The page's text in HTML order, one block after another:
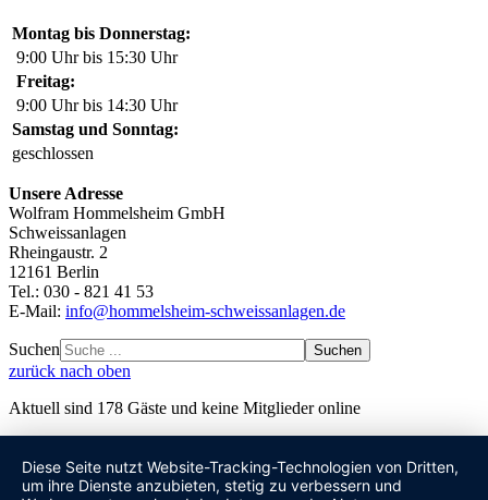
Montag bis Donnerstag:
9:00 Uhr bis 15:30 Uhr
Freitag:
9:00 Uhr bis 14:30 Uhr
Samstag und Sonntag:
geschlossen
Unsere Adresse
Wolfram Hommelsheim GmbH
Schweissanlagen
Rheingaustr. 2
12161 Berlin
Tel.: 030 - 821 41 53
E-Mail: info@hommelsheim-schweissanlagen.de
Suchen Suchen
zurück nach oben
Aktuell sind 178 Gäste und keine Mitglieder online
Diese Seite nutzt Website-Tracking-Technologien von Dritten,
um ihre Dienste anzubieten, stetig zu verbessern und